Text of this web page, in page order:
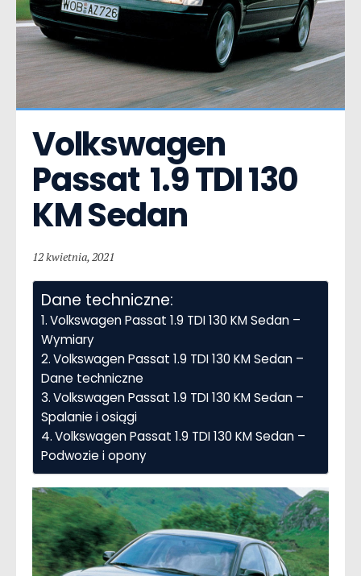
Volkswagen
Passat  1.9 TDI 130
KM Sedan
12 kwietnia, 2021
Dane techniczne:
Volkswagen Passat 1.9 TDI 130 KM Sedan –
Wymiary
Volkswagen Passat 1.9 TDI 130 KM Sedan –
Dane techniczne
Volkswagen Passat 1.9 TDI 130 KM Sedan –
Spalanie i osiągi
Volkswagen Passat 1.9 TDI 130 KM Sedan –
Podwozie i opony